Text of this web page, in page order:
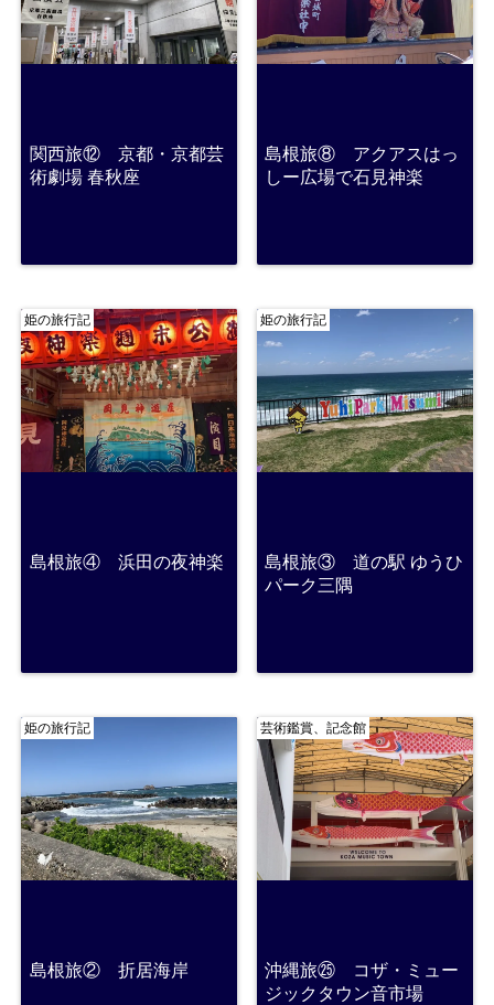
関西旅⑫ 京都・京都芸
術劇場 春秋座
島根旅⑧ アクアスはっ
しー広場で石見神楽
姫の旅行記
島根旅④ 浜田の夜神楽
姫の旅行記
島根旅③ 道の駅 ゆうひ
パーク三隅
姫の旅行記
島根旅② 折居海岸
芸術鑑賞、記念館
沖縄旅㉕ コザ・ミュー
ジックタウン音市場